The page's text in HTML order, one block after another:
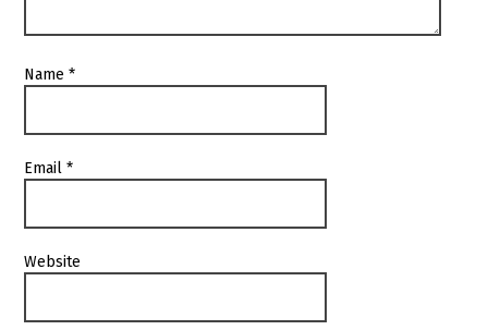
Name*
Email*
Website